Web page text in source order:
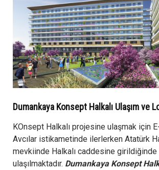
Dumankaya Konsept Halkalı Ulaşım ve
KOnsept Halkalı projesine ulaşmak için
Avcılar istikametinde ilerlerken Atatürk
mevkiinde Halkalı caddesine girildiğinde
ulaşılmaktadır. Dumankaya Konsept